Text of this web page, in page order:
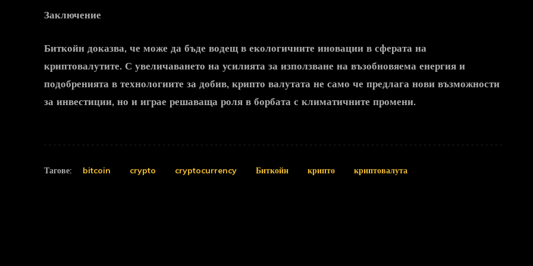
Заключение
Биткойн доказва, че може да бъде водещ в екологичните иновации в сферата на
криптовалутите. С увеличаването на усилията за използване на възобновяема енергия и
подобренията в технологиите за добив, крипто валутата не само че предлага нови възможности
за инвестиции, но и играе решаваща роля в борбата с климатичните промени.
Тагове: bitcoin crypto cryptocurrency Биткойн крипто криптовалута